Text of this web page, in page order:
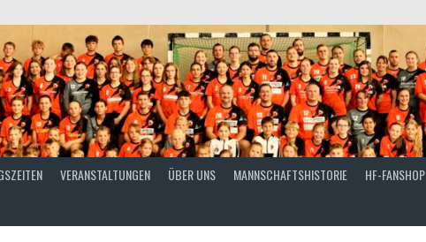
VERANSTALTUNGEN ÜBER UNS MANNSCHAFTSHISTORIE HF-FANSHOP